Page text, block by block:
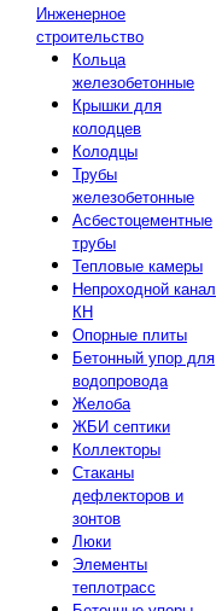
Инженерное
строительство
Кольца
железобетонные
Крышки для
колодцев
Колодцы
Трубы
железобетонные
Асбестоцементные
трубы
Тепловые камеры
Непроходной канал
КН
Опорные плиты
Бетонный упор для
водопровода
Желоба
ЖБИ септики
Коллекторы
Стаканы
дефлекторов и
зонтов
Люки
Элементы
теплотрасс